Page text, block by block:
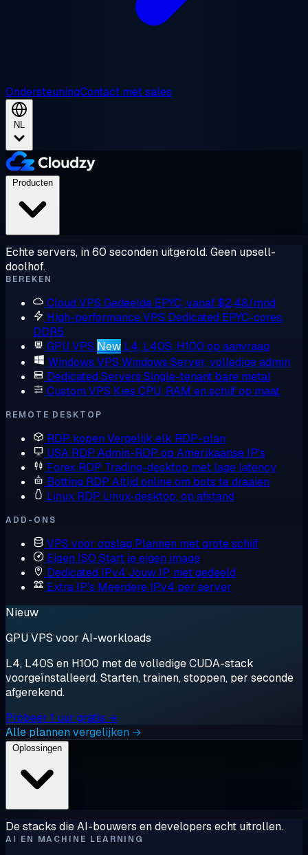
OndersteuningContact met sales
NL
Echte servers, in 60 seconden uitgerold. Geen upsell-
doolhof.
BEREKEN
Cloud VPS Gedeelde EPYC, vanaf $2,48/mnd
High-performance VPS Dedicated EPYC-cores,
DDR5
GPU VPS New L4, L40S, H100 op aanvraag
Windows VPS Windows Server, volledige admin
Dedicated Servers Single-tenant bare metal
Custom VPS Kies CPU, RAM en schijf op maat
REMOTE DESKTOP
RDP kopen Vergelijk elk RDP-plan
USA RDP Admin-RDP op Amerikaanse IP's
Forex RDP Trading-desktop met lage latency
Botting RDP Altijd online om bots te draaien
Linux RDP Linux-desktop, op afstand
ADD-ONS
VPS voor opslag Plannen met grote schijf
Eigen ISO Start je eigen image
Dedicated IPv4 Jouw IP, niet gedeeld
Extra IP's Meerdere IPv4 per server
Nieuw
GPU VPS voor AI-workloads
L4, L40S en H100 met de volledige CUDA-stack
voorgeïnstalleerd. Starten, trainen, stoppen, per seconde
afgerekend.
Probeer 1 uur gratis →
Alle plannen vergelijken →
De stacks die AI-bouwers en developers echt uitrollen.
AI EN MACHINE LEARNING